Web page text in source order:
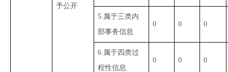
予公开
5.属于三类内
部事务信息
0 0 0
6.属于四类过
程性信息
0 0 0